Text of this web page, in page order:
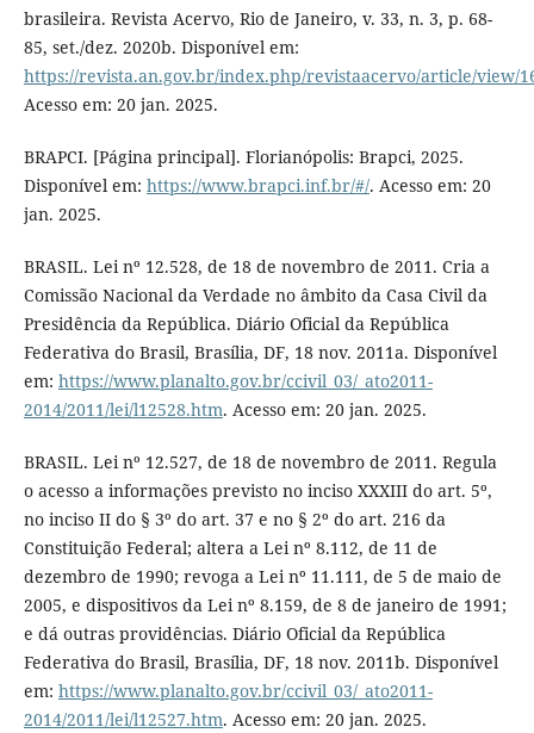
brasileira. Revista Acervo, Rio de Janeiro, v. 33, n. 3, p. 68-
85, set./dez. 2020b. Disponível em:
https://revista.an.gov.br/index.php/revistaacervo/article/view/
Acesso em: 20 jan. 2025.
BRAPCI. [Página principal]. Florianópolis: Brapci, 2025.
Disponível em: https://www.brapci.inf.br/#/. Acesso em: 20
jan. 2025.
BRASIL. Lei nº 12.528, de 18 de novembro de 2011. Cria a
Comissão Nacional da Verdade no âmbito da Casa Civil da
Presidência da República. Diário Oficial da República
Federativa do Brasil, Brasília, DF, 18 nov. 2011a. Disponível
em: https://www.planalto.gov.br/ccivil_03/_ato2011-
2014/2011/lei/l12528.htm. Acesso em: 20 jan. 2025.
BRASIL. Lei nº 12.527, de 18 de novembro de 2011. Regula
o acesso a informações previsto no inciso XXXIII do art. 5º,
no inciso II do § 3º do art. 37 e no § 2º do art. 216 da
Constituição Federal; altera a Lei nº 8.112, de 11 de
dezembro de 1990; revoga a Lei nº 11.111, de 5 de maio de
2005, e dispositivos da Lei nº 8.159, de 8 de janeiro de 1991;
e dá outras providências. Diário Oficial da República
Federativa do Brasil, Brasília, DF, 18 nov. 2011b. Disponível
em: https://www.planalto.gov.br/ccivil_03/_ato2011-
2014/2011/lei/l12527.htm. Acesso em: 20 jan. 2025.